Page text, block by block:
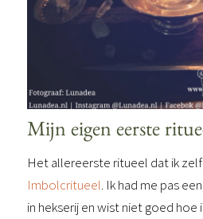
Mijn eigen eerste
Het allereerste ritueel dat ik
Imbolcritueel. Ik had me pas
in hekserij en wist niet goed hoe